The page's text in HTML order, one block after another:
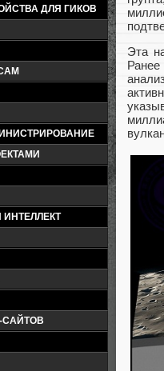
ДЛЯ ГИКОВ
САЙТОВ
Эта